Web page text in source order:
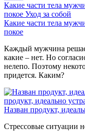
Какие части тела
покое Уход за собой
Какие части тела
покое
Каждый мужчина
какие – нет. Но
нелепо. Поэтому
придется. Каким?
продукт, идеально
Назван продукт,
Стрессовые ситуации